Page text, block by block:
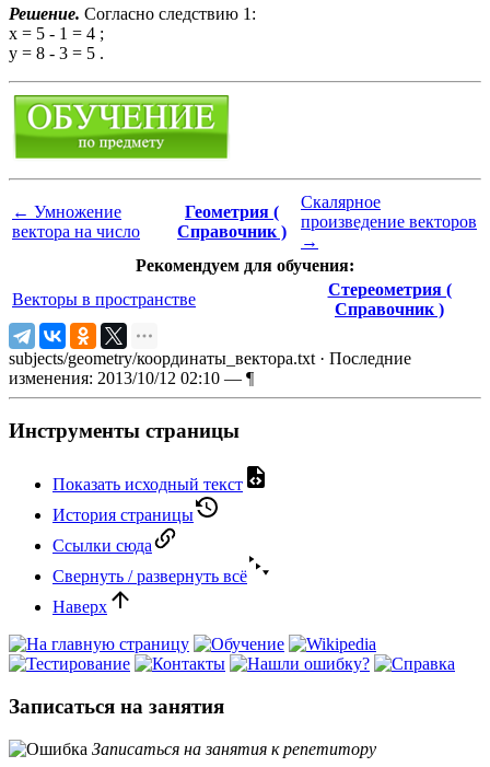
Решение. Согласно следствию 1:
x = 5 - 1 = 4 ;
y = 8 - 3 = 5 .
← Умножение
вектора на число
Геометрия (
Справочник )
Скалярное
произведение векторов
→
Рекомендуем для обучения:
Векторы в пространстве
Стереометрия (
Справочник )
subjects/geometry/координаты_вектора.txt · Последние
изменения: 2013/10/12 02:10 — ¶
Инструменты страницы
Показать исходный текст
История страницы
Ссылки сюда
Свернуть / развернуть всё
Наверх
Записаться на занятия
Записаться на занятия к репетитору